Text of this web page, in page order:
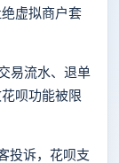
虚拟商户套
易流水、退单
呗功能被限
诉，花呗支